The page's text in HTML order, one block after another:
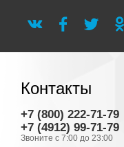
Контакты
+7 (800) 222-71-79
+7 (4912) 99-71-79
Звоните с 7:00 до 23:00